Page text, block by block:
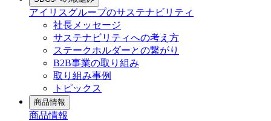
アイリスグループのサステナビリティ
社長メッセージ
サステナビリティへの考え方
ステークホルダーとの繋がり
B2B事業の取り組み
取り組み事例
トピックス
商品情報
商品情報